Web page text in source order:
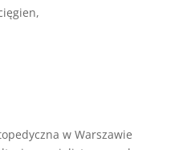
w Warszawie